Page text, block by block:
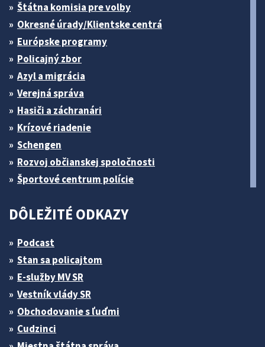
Štátna komisia pre volby
Okresné úrady/Klientske centrá
Európske programy
Policajný zbor
Azyl a migrácia
Verejná správa
Hasiči a záchranári
Krízové riadenie
Schengen
Rozvoj občianskej spoločnosti
Športové centrum polície
DÔLEŽITÉ ODKAZY
Podcast
Stan sa policajtom
E-služby MV SR
Vestník vlády SR
Obchodovanie s ľuďmi
Cudzinci